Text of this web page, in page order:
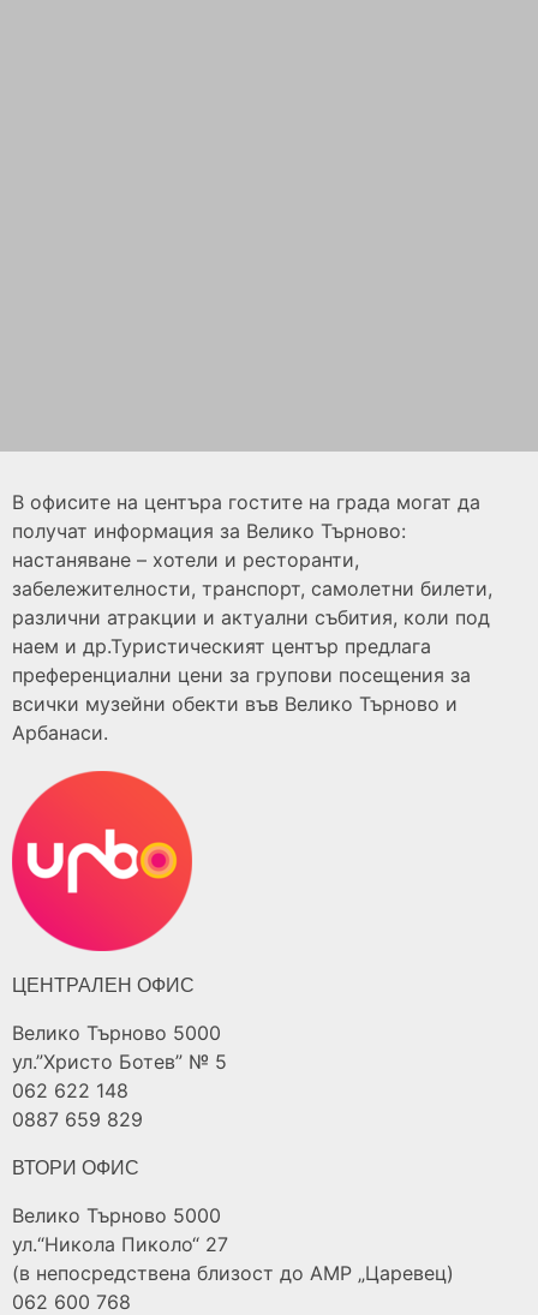
В офисите на центъра гостите на града могат да
получат информация за Велико Търново:
настаняване – хотели и ресторанти,
забележителности, транспорт, самолетни билети,
различни атракции и актуални събития, коли под
наем и др.Туристическият център предлага
преференциални цени за групови посещения за
всички музейни обекти във Велико Търново и
Арбанаси.
ЦЕНТРАЛЕН ОФИС
Велико Търново 5000
ул.”Христо Ботев” № 5
062 622 148
0887 659 829
ВТОРИ ОФИС
Велико Търново 5000
ул.“Никола Пиколо“ 27
(в непосредствена близост до АМР „Царевец)
062 600 768